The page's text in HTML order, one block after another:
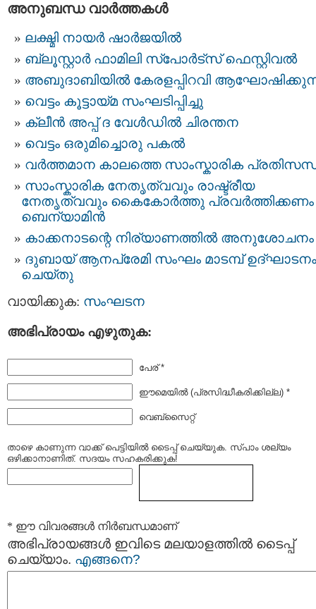
അനുബന്ധ വാര്‍ത്തകള്‍
ലക്ഷ്മി നായര്‍ ഷാര്‍ജയില്‍
ബ്ലൂസ്റ്റാര്‍ ഫാമിലി സ്‌പോര്‍ട്‌സ് ഫെസ്റ്റിവല്‍
അബുദാബിയില്‍ കേരളപ്പിറവി
വെട്ടം കൂട്ടായ്മ സംഘടിപ്പിച്ചു
ക്ലീന്‍ അപ്പ് ദ വേള്‍ഡില്‍ ചിരന്തന
വെട്ടം ഒരുമിച്ചൊരു പകല്‍
വര്‍ത്തമാന കാലത്തെ സാംസ്കാരിക
സാംസ്കാരിക നേതൃത്വവും രാഷ്ട്രീയ
നേതൃത്വവും കൈകോര്‍ത്തു പ്രവര്‍ത്തിക്കണം
ബെന്യാമിന്‍
കാക്കനാടന്റെ നിര്യാണത്തില്‍ അനുശോചനം
ദുബായ് ആനപ്രേമി സംഘം മാടമ്പ് ഉദ്‌ഘാടനം
ചെയ്തു
വായിക്കുക: സംഘടന
അഭിപ്രായം എഴുതുക:
പേര് *
ഈമെയില്‍ (പ്രസിദ്ധീകരിക്കില്ല) *
വെബ്സൈറ്റ്
താഴെ കാണുന്ന വാക്ക് പെട്ടിയില്‍ ടൈപ്പ്‌ ചെയ്യുക. സ്പാം ശല്യം
ഒഴിക്കാനാണിത്. സദയം സഹകരിക്കുക!
* ഈ വിവരങ്ങള്‍ നിര്‍ബന്ധമാണ്
അഭിപ്രായങ്ങള്‍ ഇവിടെ മലയാളത്തില്‍ ടൈപ്പ്
ചെയ്യാം. എങ്ങനെ?